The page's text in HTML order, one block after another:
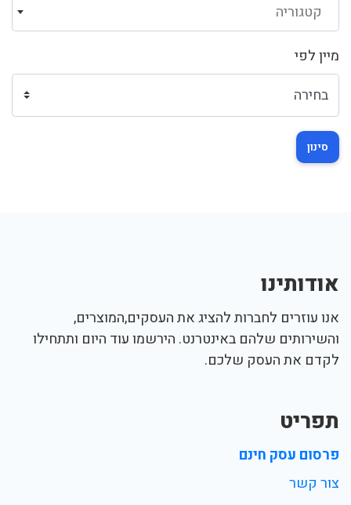
קטגוריה
מיין לפי
סינון
אודותינו
אנו עוזרים לחברות להציג את העסקים,המוצרים,
והשירותים שלהם באינטרנט. הירשמו עוד היום ותתחילו
לקדם את העסק שלכם.
תפריט
פרסום עסק חינם
צור קשר